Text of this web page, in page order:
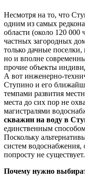
Несмотря на то, что
одним из самых
области (около 120 000
частных загородных
только дачные
но и вполне
прочие объекты
А вот инженерно-
Ступино и его
темпами развития
места до сих пор не
магистралями
скважин на воду в
единственным
Поскольку
систем водоснабжения,
попросту не существует.
Почему нужно